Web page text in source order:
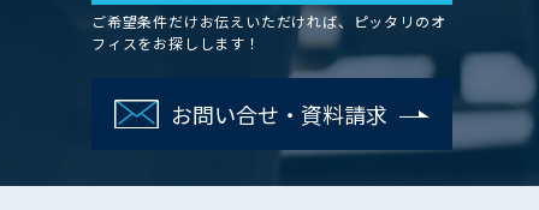
ご希望条件だけお伝えいただければ、ピッタリのオ
フィスをお探しします！
お問い合せ・資料請求